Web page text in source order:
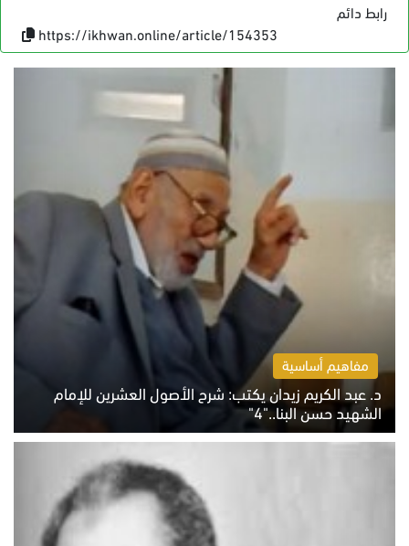
رابط دائم
https://ikhwan.online/article/154353
مفاهيم أساسية
د. عبد الكريم زيدان يكتب: شرح الأصول العشرين للإمام
الشهيد حسن البنا.."4"
الخميس 6 أغسطس 2026 10:27 ص